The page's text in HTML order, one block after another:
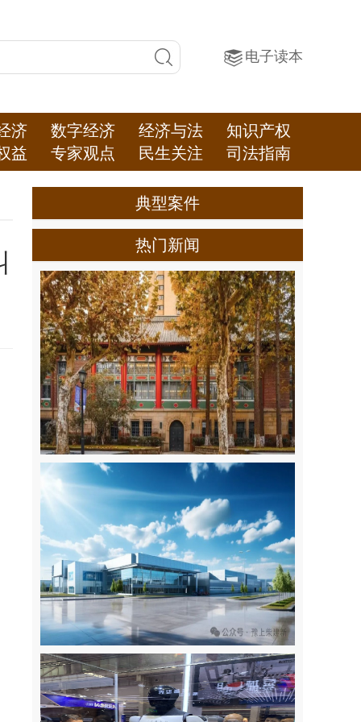
电子读本
济 数字经济 经济与法
知识产权
益
专家观点 民生关注 司法指南
典型案件
热门新闻